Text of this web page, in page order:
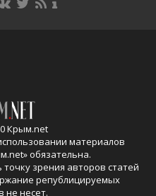
Крым.net
материалов
» обязательна.
зрения авторов статей
републицируемых
не несет.